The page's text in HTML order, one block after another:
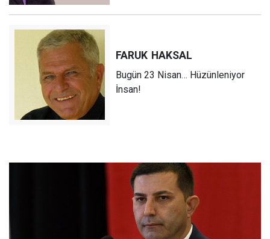
FARUK HAKSAL
Bugün 23 Nisan… Hüzünleniyor
İnsan!